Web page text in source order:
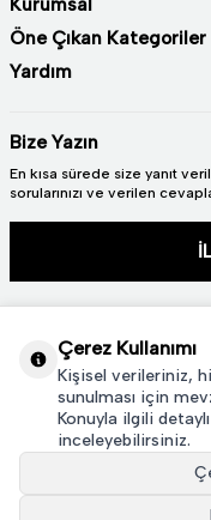
Öne Çıkan Kategoriler
Yardım
Bize Yazın
En kısa sürede size yanıt
sorularınızı ve verilen
2024 © TÜM
Çerez Kullanımı
Kişisel verileriniz,
sunulması için
Konuyla ilgili
inceleyebilirsiniz.